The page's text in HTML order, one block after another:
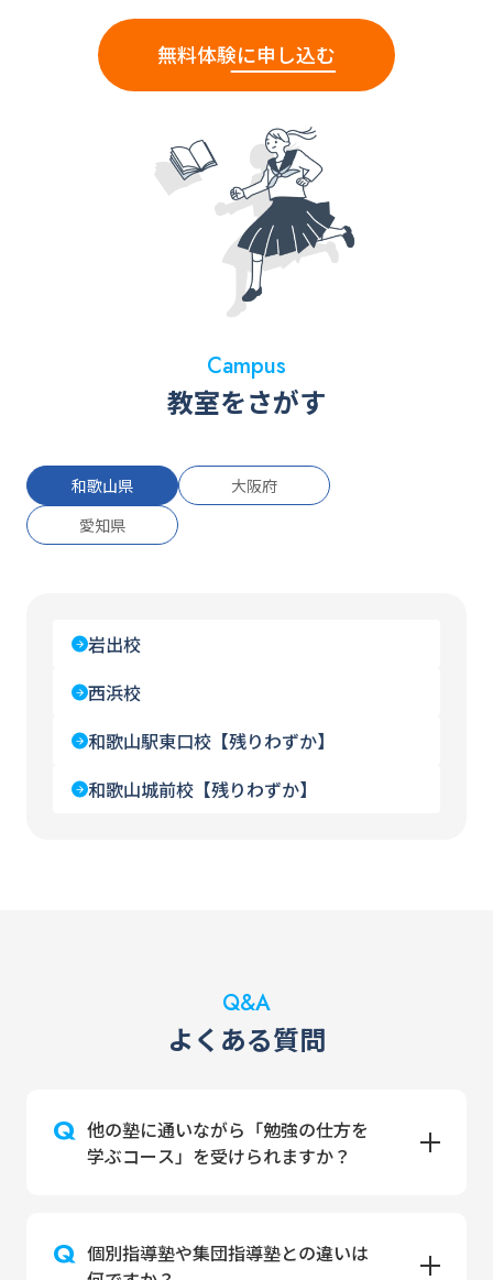
無料体験に申し込む
Campus
教室をさがす
和歌山県
大阪府
愛知県
岩出校
西浜校
和歌山駅東口校【残りわずか】
和歌山城前校【残りわずか】
Q&A
よくある質問
他の塾に通いながら「勉強の仕方を
学ぶコース」を受けられますか？
個別指導塾や集団指導塾との違いは